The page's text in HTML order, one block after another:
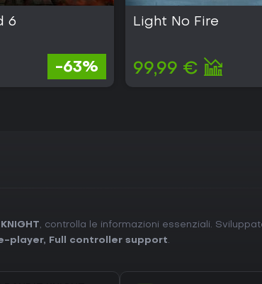
6
-63%
Light No Fire
99,99 €
, controlla le informazioni essenziali.
player, Full controller support.